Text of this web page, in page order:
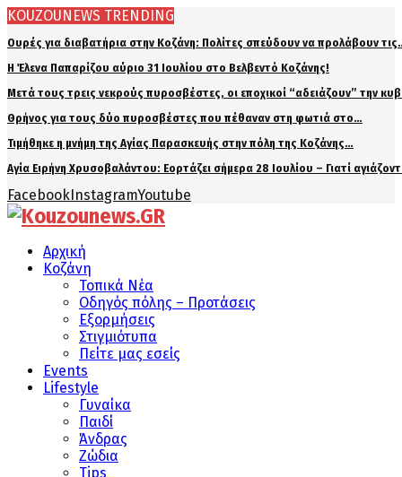
KOUZOUNEWS TRENDING
Ουρές για διαβατήρια στην Κοζάνη: Πολίτες σπεύδουν να προλάβουν
Η Έλενα Παπαρίζου αύριο 31 Ιουλίου στο Βελβεντό Κοζάνης!
Μετά τους τρεις νεκρούς πυροσβέστες, οι εποχικοί “αδειάζουν” την
Θρήνος για τους δύο πυροσβέστες που πέθαναν στη φωτιά στο…
Τιμήθηκε η μνήμη της Αγίας Παρασκευής στην πόλη της Κοζάνης…
Αγία Ειρήνη Χρυσοβαλάντου: Εορτάζει σήμερα 28 Ιουλίου – Γιατί
FacebookInstagramYoutube
Αρχική
Κοζάνη
Τοπικά Νέα
Οδηγός πόλης – Προτάσεις
Εξορμήσεις
Στιγμιότυπα
Πείτε μας εσείς
Events
Lifestyle
Γυναίκα
Παιδί
Άνδρας
Ζώδια
Tips